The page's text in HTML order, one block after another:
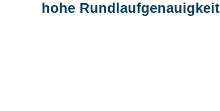
hohe Rundlaufgenauigkeit